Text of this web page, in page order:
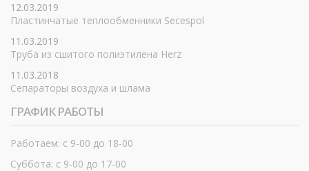
12.03.2019
Пластинчатые теплообменники Secespol
11.03.2019
Труба из сшитого полиэтилена Herz
11.03.2018
Сепараторы воздуха и шлама
ГРАФИК РАБОТЫ
Работаем: с 9-00 до 18-00
Суббота: с 9-00 до 17-00